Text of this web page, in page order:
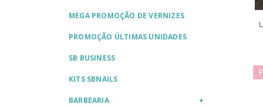
MEGA PROMOÇÃO DE VERNIZES
PROMOÇÃO ÚLTIMAS UNIDADES
SB BUSINESS
KITS SBNAILS
BARBEARIA